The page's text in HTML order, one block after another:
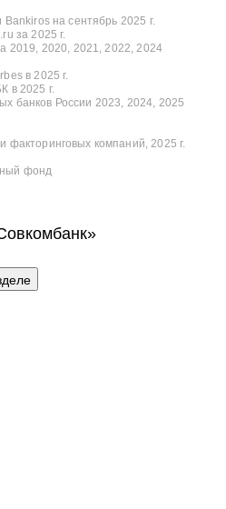
на сентябрь 2025 г.
за 2025 г.
2019, 2020, 2021, 2022, 2024
в 2025 г.
в 2025 г.
банков России 2023, 2024, 2025
факторинговых компаний, 2025 г.
фонд